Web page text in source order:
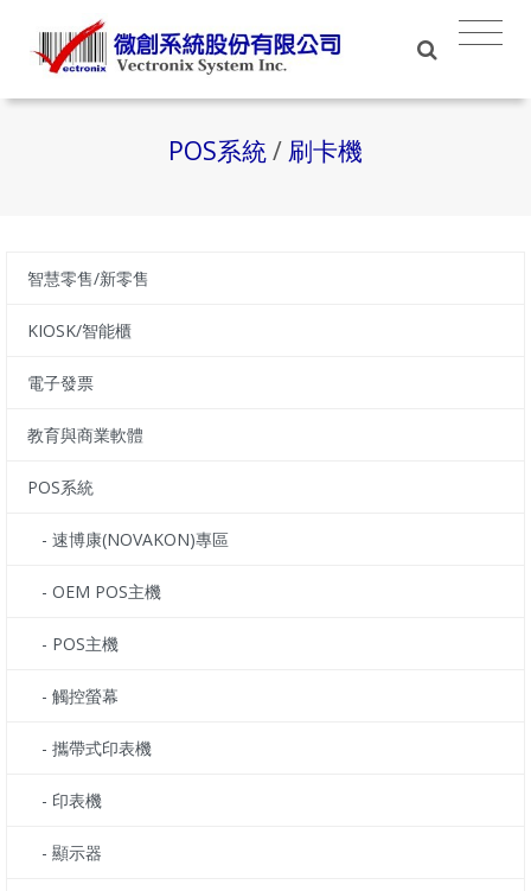
POS系統/ 刷卡機
智慧零售/新零售
KIOSK/智能櫃
電子發票
教育與商業軟體
POS系統
- 速博康(NOVAKON)專區
- OEM POS主機
- POS主機
- 觸控螢幕
- 攜帶式印表機
- 印表機
- 顯示器